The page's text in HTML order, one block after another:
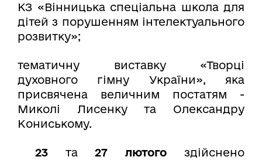
КЗ «Вінницька спеціальна школа для
дітей з порушенням інтелектуального
розвитку»;
тематичну виставку «Творці
духовного гімну України», яка
присвячена величним постатям -
Миколі Лисенку та Олександру
Кониському.
23 та27 лютого здійснено